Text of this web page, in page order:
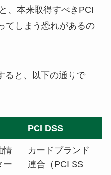
、本来取得すべきPCI
てしまう恐れがあるの
ると、以下の通りで
PCI DSS
情
ー
カードブランド
連合（PCI SS